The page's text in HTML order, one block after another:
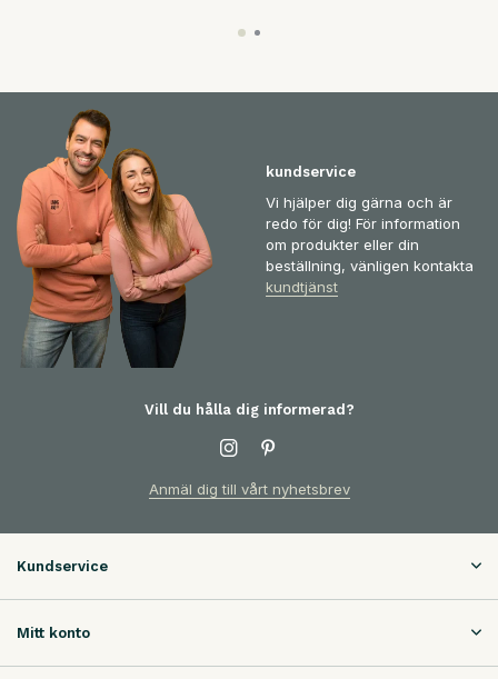
kundservice
Vi hjälper dig gärna och är
redo för dig! För information
om produkter eller din
beställning, vänligen kontakta
kundtjänst
Vill du hålla dig informerad?
Anmäl dig till vårt nyhetsbrev
Kundservice
Mitt konto